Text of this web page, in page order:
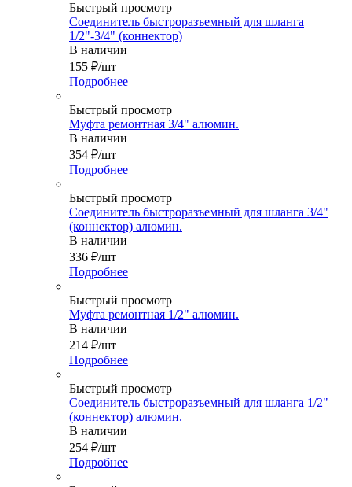
Быстрый просмотр
Соединитель быстроразъемный для шланга
1/2"-3/4" (коннектор)
В наличии
155 ₽/шт
Подробнее
Быстрый просмотр
Муфта ремонтная 3/4" алюмин.
В наличии
354 ₽/шт
Подробнее
Быстрый просмотр
Соединитель быстроразъемный для шланга 3/4"
(коннектор) алюмин.
В наличии
336 ₽/шт
Подробнее
Быстрый просмотр
Муфта ремонтная 1/2" алюмин.
В наличии
214 ₽/шт
Подробнее
Быстрый просмотр
Соединитель быстроразъемный для шланга 1/2"
(коннектор) алюмин.
В наличии
254 ₽/шт
Подробнее